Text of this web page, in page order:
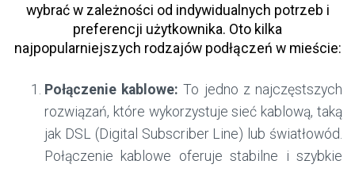
wybrać w zależności od indywidualnych potrzeb i
preferencji użytkownika. Oto kilka
najpopularniejszych rodzajów podłączeń w mieście:
Połączenie kablowe: To jedno z najczęstszych
rozwiązań, które wykorzystuje sieć kablową, taką
jak DSL (Digital Subscriber Line) lub światłowód.
Połączenie kablowe oferuje stabilne i szybkie